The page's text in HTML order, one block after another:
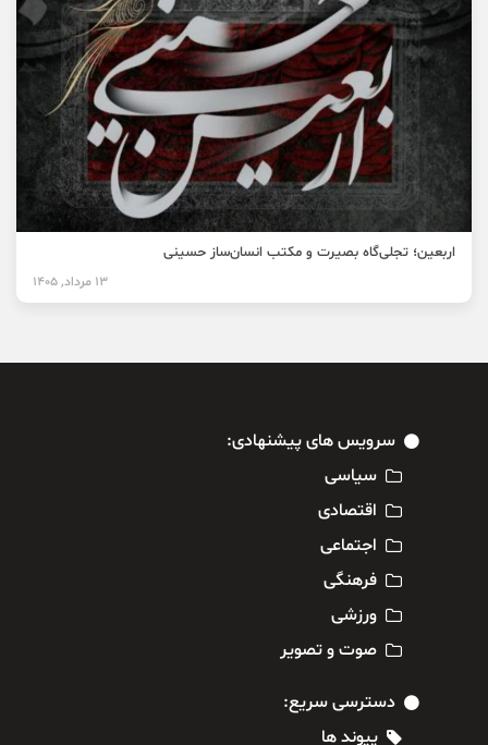
اربعین؛ تجلی‌گاه بصیرت و مکتب انسان‌ساز حسینی
13 مرداد, 1405
سرویس های پیشنهادی:
سیاسی
اقتصادی
اجتماعی
فرهنگی
ورزشی
صوت و تصویر
دسترسی سریع:
پیوند ها